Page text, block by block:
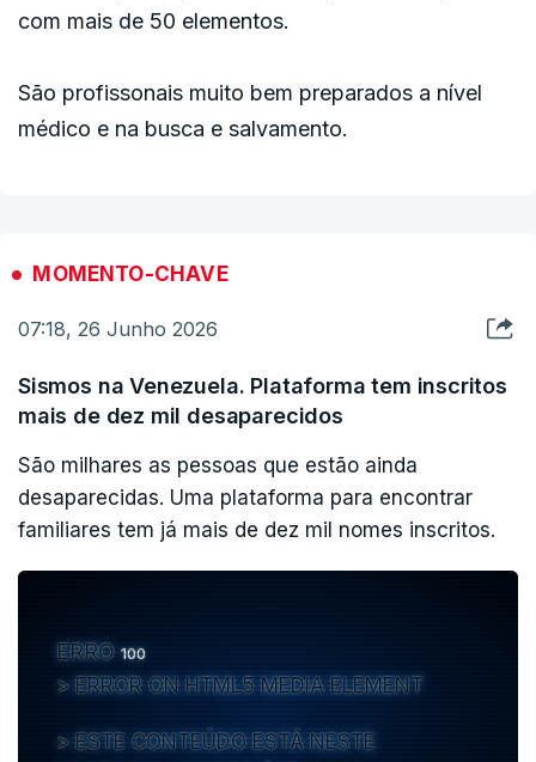
com mais de 50 elementos.
São profissonais muito bem preparados a nível
médico e na busca e salvamento.
MOMENTO-CHAVE
07:18, 26 Junho 2026
Sismos na Venezuela. Plataforma tem inscritos
mais de dez mil desaparecidos
São milhares as pessoas que estão ainda
desaparecidas. Uma plataforma para encontrar
familiares tem já mais de dez mil nomes inscritos.
ERRO100
ERROR ON HTML5 MEDIA ELEMENT
ESTE CONTEÚDO ESTÁ NESTE